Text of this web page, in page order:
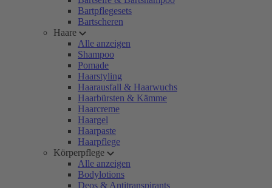
Bartpflegesets
Bartscheren
Haare
Alle anzeigen
Shampoo
Pomade
Haarstyling
Haarausfall & Haarwuchs
Haarbürsten & Kämme
Haarcreme
Haargel
Haarpaste
Haarpflege
Körperpflege
Alle anzeigen
Bodylotions
Deos & Antitranspirants